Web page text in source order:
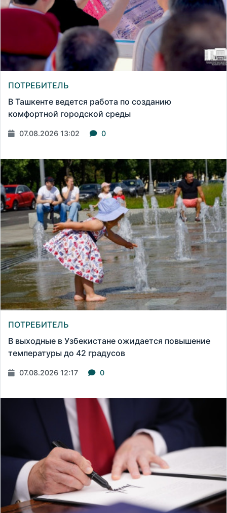
ПОТРЕБИТЕЛЬ
В Ташкенте ведется работа по созданию
комфортной городской среды
07.08.2026 13:02 0
ПОТРЕБИТЕЛЬ
В выходные в Узбекистане ожидается повышение
температуры до 42 градусов
07.08.2026 12:17 0